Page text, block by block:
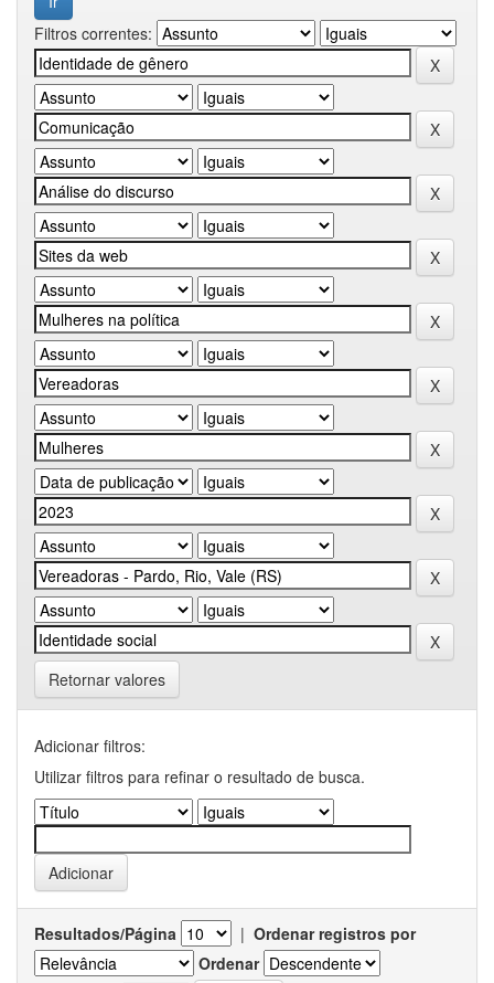
Filtros correntes:
Retornar valores
Adicionar filtros:
Utilizar filtros para refinar o resultado de busca.
Resultados/Página | Ordenar registros por
Ordenar